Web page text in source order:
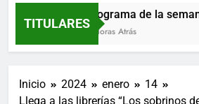
TITULARES
Programa de la
7 Horas Atrás
Inicio 2024 enero
14
Llega a las librerías “Los sobrinos